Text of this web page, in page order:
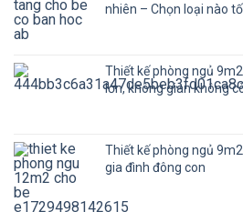
nhiên – Chọn loại nào
Thiết kế phòng ngủ
lớn, không gian không
Thiết kế phòng ngủ
gia đình đông con